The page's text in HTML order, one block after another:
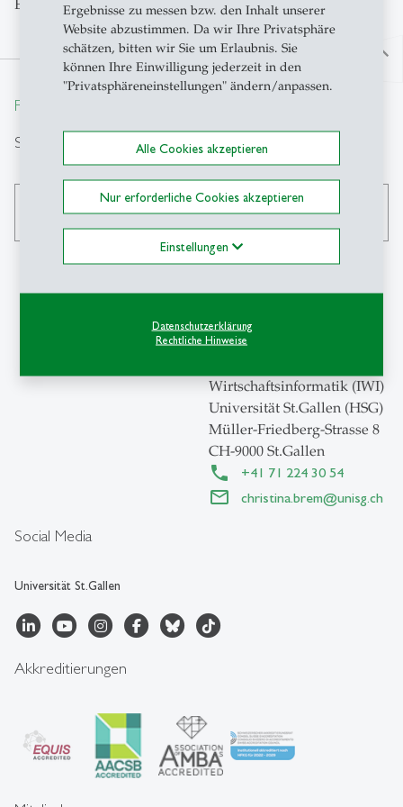
Ergebnisse zu messen bzw. den Inhalt unserer
Website abzustimmen. Da wir Ihre Privatsphäre
schätzen, bitten wir Sie um Erlaubnis. Sie
können Ihre Einwilligung jederzeit in den
"Privatsphäreneinstellungen" ändern/anpassen.
Alle Cookies akzeptieren
Nur erforderliche Cookies akzeptieren
Einstellungen
Datenschutzerklärung
Rechtliche Hinweise
Experience zu mehr Kundenzufriedenheit!
north
From insight to impact.
Suche
Social Media
Universität St.Gallen
Wirtschaftsinformatik (IWI)
Universität St.Gallen (HSG)
Müller-Friedberg-Strasse 8
CH-9000 St.Gallen
+41 71 224 30 54
christina.brem@unisg.ch
Akkreditierungen